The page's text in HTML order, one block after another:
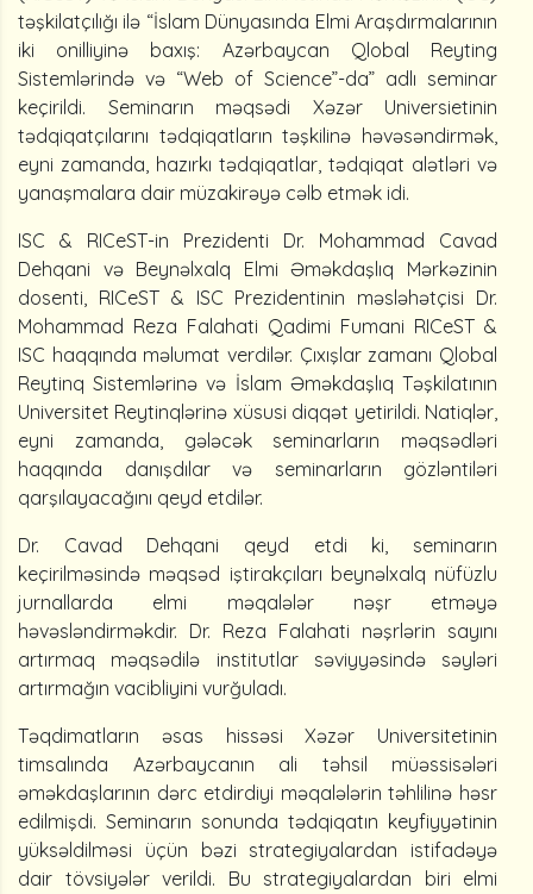
təşkilatçılığı ilə “İslam Dünyasında Elmi Araşdırmalarının
iki onilliyinə baxış: Azərbaycan Qlobal Reyting
Sistemlərində və “Web of Science”-da” adlı seminar
keçirildi. Seminarın məqsədi Xəzər Universietinin
tədqiqatçılarını tədqiqatların təşkilinə həvəsəndirmək,
eyni zamanda, hazırkı tədqiqatlar, tədqiqat alətləri və
yanaşmalara dair müzakirəyə cəlb etmək idi.
ISC & RICeST-in Prezidenti Dr. Mohammad Cavad
Dehqani və Beynəlxalq Elmi Əməkdaşlıq Mərkəzinin
dosenti, RICeST & ISC Prezidentinin məsləhətçisi Dr.
Mohammad Reza Falahati Qadimi Fumani RICeST &
ISC haqqında məlumat verdilər. Çıxışlar zamanı Qlobal
Reytinq Sistemlərinə və İslam Əməkdaşlıq Təşkilatının
Universitet Reytinqlərinə xüsusi diqqət yetirildi. Natiqlər,
eyni zamanda, gələcək seminarların məqsədləri
haqqında danışdılar və seminarların gözləntiləri
qarşılayacağını qeyd etdilər.
Dr. Cavad Dehqani qeyd etdi ki, seminarın
keçirilməsində məqsəd iştirakçıları beynəlxalq nüfüzlu
jurnallarda elmi məqalələr nəşr etməyə
həvəsləndirməkdir. Dr. Reza Falahati nəşrlərin sayını
artırmaq məqsədilə institutlar səviyyəsində səyləri
artırmağın vacibliyini vurğuladı.
Təqdimatların əsas hissəsi Xəzər Universitetinin
timsalında Azərbaycanın ali təhsil müəssisələri
əməkdaşlarının dərc etdirdiyi məqalələrin təhlilinə həsr
edilmişdi. Seminarın sonunda tədqiqatın keyfiyyətinin
yüksəldilməsi üçün bəzi strategiyalardan istifadəyə
dair tövsiyələr verildi. Bu strategiyalardan biri elmi